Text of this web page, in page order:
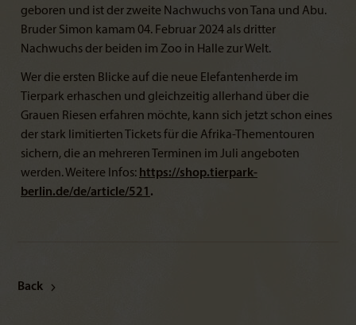
geboren und ist der zweite Nachwuchs von Tana und Abu.
Bruder Simon kamam 04. Februar 2024 als dritter
Nachwuchs der beiden im Zoo in Halle zur Welt.
Wer die ersten Blicke auf die neue Elefantenherde im
Tierpark erhaschen und gleichzeitig allerhand über die
Grauen Riesen erfahren möchte, kann sich jetzt schon eines
der stark limitierten Tickets für die Afrika-Thementouren
sichern, die an mehreren Terminen im Juli angeboten
werden. Weitere Infos: https://shop.tierpark-
berlin.de/de/article/521 .
Back